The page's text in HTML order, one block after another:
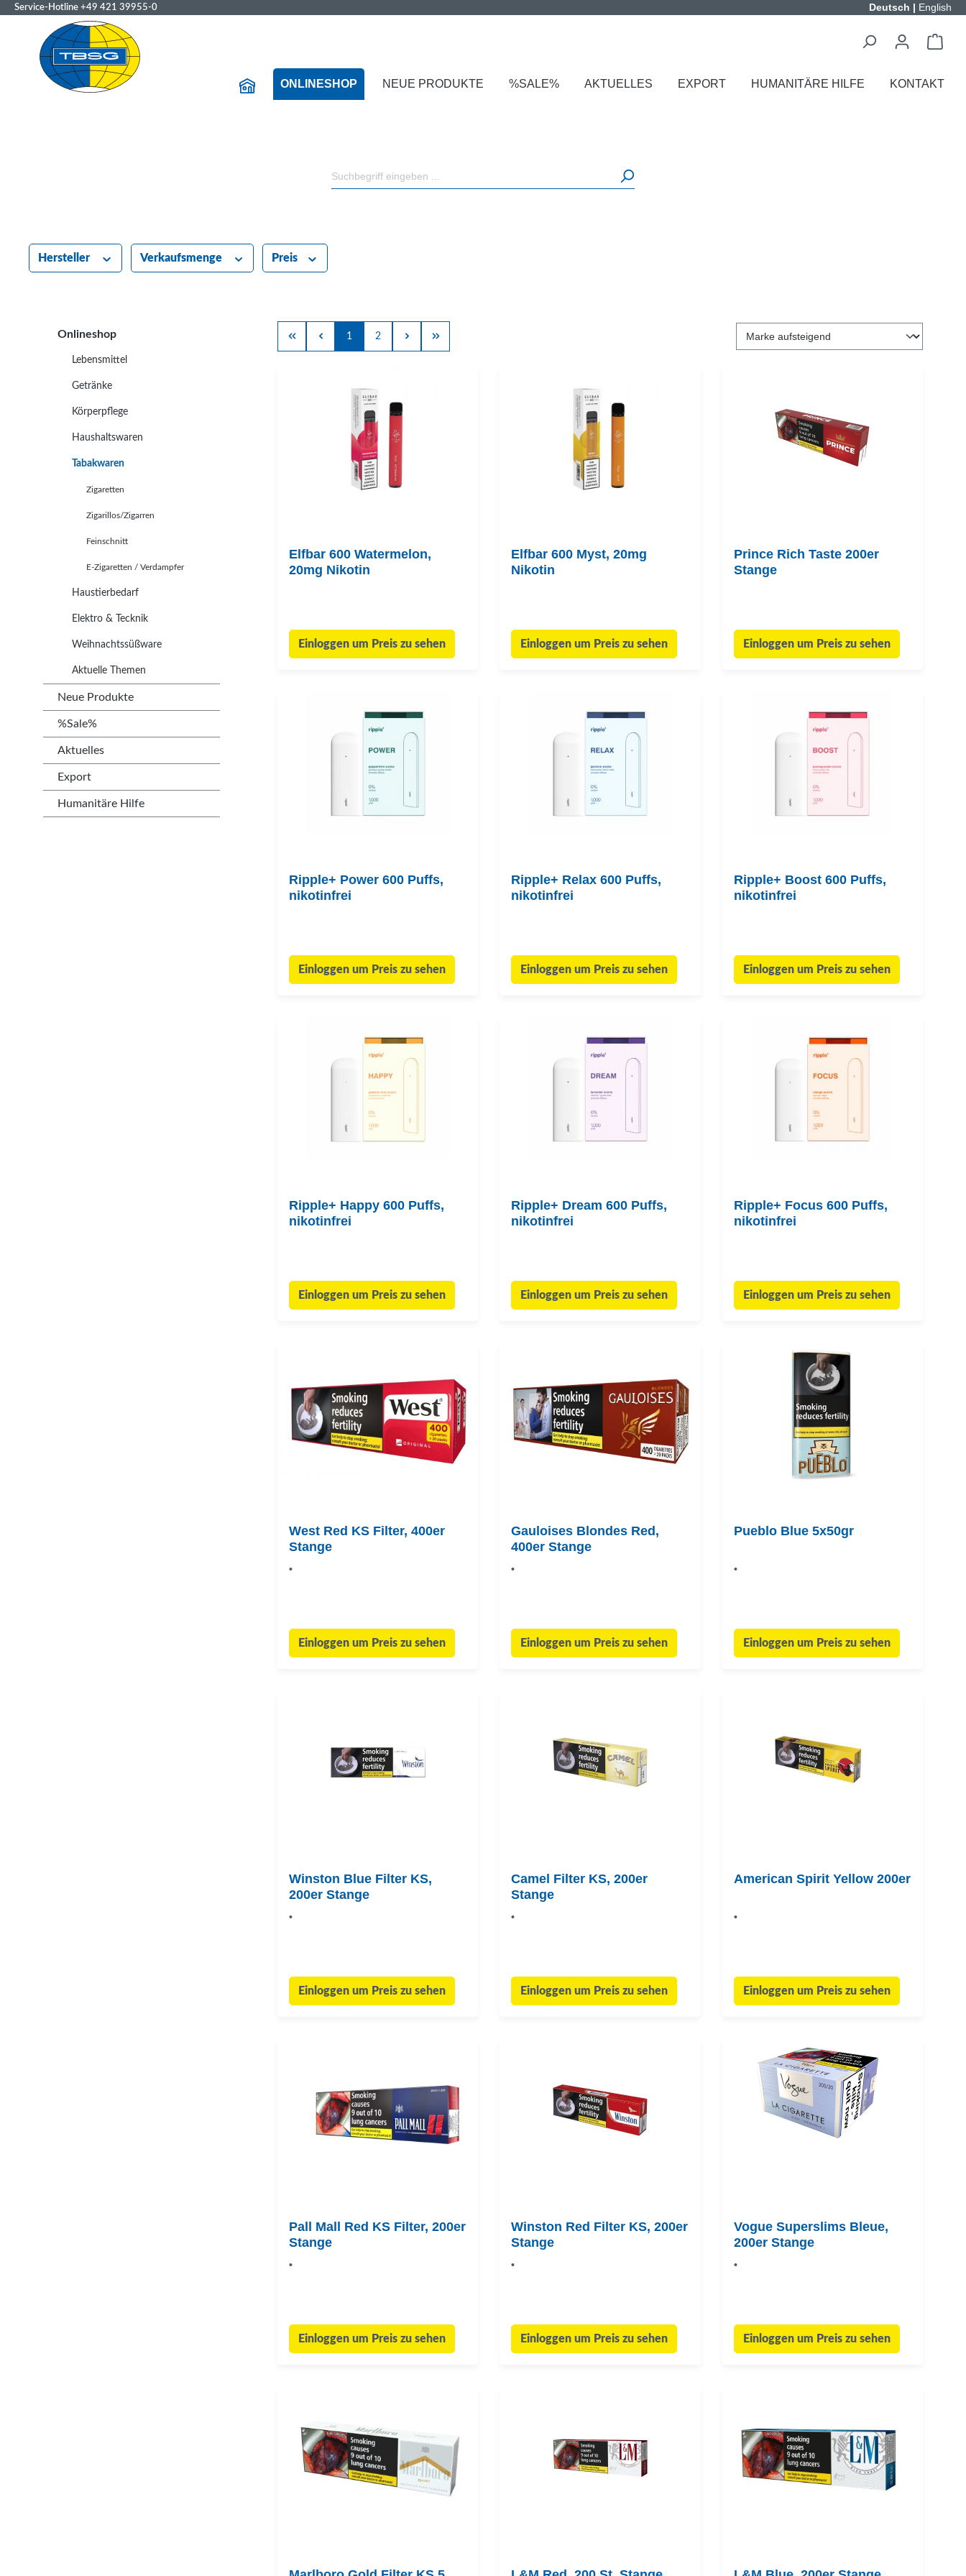
Service-Hotline +49 421 39955-0 Deutsch | English
ONLINESHOP NEUE PRODUKTE %SALE% AKTUELLES EXPORT HUMANITÄRE HILFE KONTAKT
Hersteller Verkaufsmenge Preis
Onlineshop
Lebensmittel
Getränke
Körperpflege
Haushaltswaren
Tabakwaren
Zigaretten
Zigarillos/Zigarren
Feinschnitt
E-Zigaretten / Verdampfer
Haustierbedarf
Elektro & Tecknik
Weihnachtssüßware
Aktuelle Themen
Neue Produkte
%Sale%
Aktuelles
Export
Humanitäre Hilfe
1 2
Elfbar 600 Watermelon,
20mg Nikotin
Einloggen um Preis zu sehen
Elfbar 600 Myst, 20mg
Nikotin
Einloggen um Preis zu sehen
Prince Rich Taste 200er
Stange
Einloggen um Preis zu sehen
Ripple+ Power 600 Puffs,
nikotinfrei
Einloggen um Preis zu sehen
Ripple+ Relax 600 Puffs,
nikotinfrei
Einloggen um Preis zu sehen
Ripple+ Boost 600 Puffs,
nikotinfrei
Einloggen um Preis zu sehen
Ripple+ Happy 600 Puffs,
nikotinfrei
Einloggen um Preis zu sehen
Ripple+ Dream 600 Puffs,
nikotinfrei
Einloggen um Preis zu sehen
Ripple+ Focus 600 Puffs,
nikotinfrei
Einloggen um Preis zu sehen
West Red KS Filter, 400er
Stange
•
Einloggen um Preis zu sehen
Gauloises Blondes Red,
400er Stange
•
Einloggen um Preis zu sehen
Pueblo Blue 5x50gr
•
Einloggen um Preis zu sehen
Winston Blue Filter KS,
200er Stange
•
Einloggen um Preis zu sehen
Camel Filter KS, 200er
Stange
•
Einloggen um Preis zu sehen
American Spirit Yellow 200er
•
Einloggen um Preis zu sehen
Pall Mall Red KS Filter, 200er
Stange
•
Einloggen um Preis zu sehen
Winston Red Filter KS, 200er
Stange
•
Einloggen um Preis zu sehen
Vogue Superslims Bleue,
200er Stange
•
Einloggen um Preis zu sehen